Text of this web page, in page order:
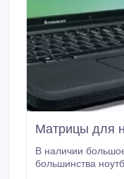
Матрицы для
В наличии большое
большинства ноутбуков ASUS,